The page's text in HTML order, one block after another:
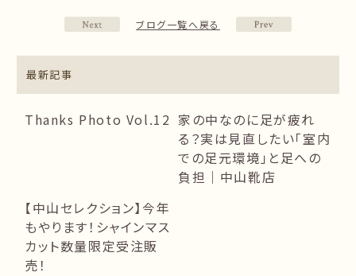
ブログ一覧へ戻る
最新記事
Thanks Photo Vol.12 家の中なのに足が疲れ
る？実は見直したい「室内
での足元環境」と足への
負担｜中山靴店
【中山セレクション】今年
もやります！シャインマス
カット数量限定受注販
売！